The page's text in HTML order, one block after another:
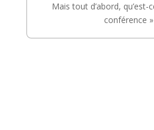
Mais tout d’abord, qu’est-
conférence